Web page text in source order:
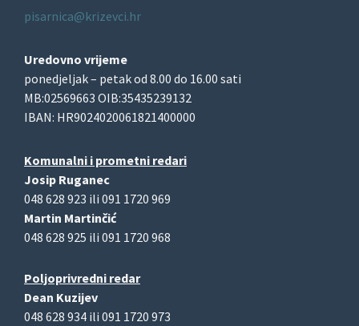
pisarnica@krizevci.hr
Uredovno vrijeme
ponedjeljak – petak od 8.00 do 16.00 sati
MB:02569663 OIB:35435239132
IBAN: HR9024020061821400000
Komunalni i prometni redari
Josip Ruganec
048 628 923 ili 091 1720 969
Martin Martinčić
048 628 925 ili 091 1720 968
Poljoprivredni redar
Dean Kuzijev
048 628 934 ili 091 1720 973